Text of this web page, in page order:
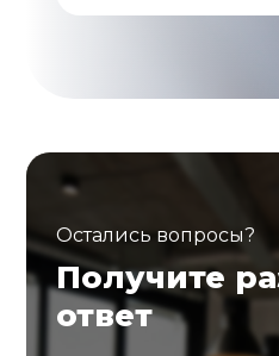
Остались вопросы?
Получите
ответ